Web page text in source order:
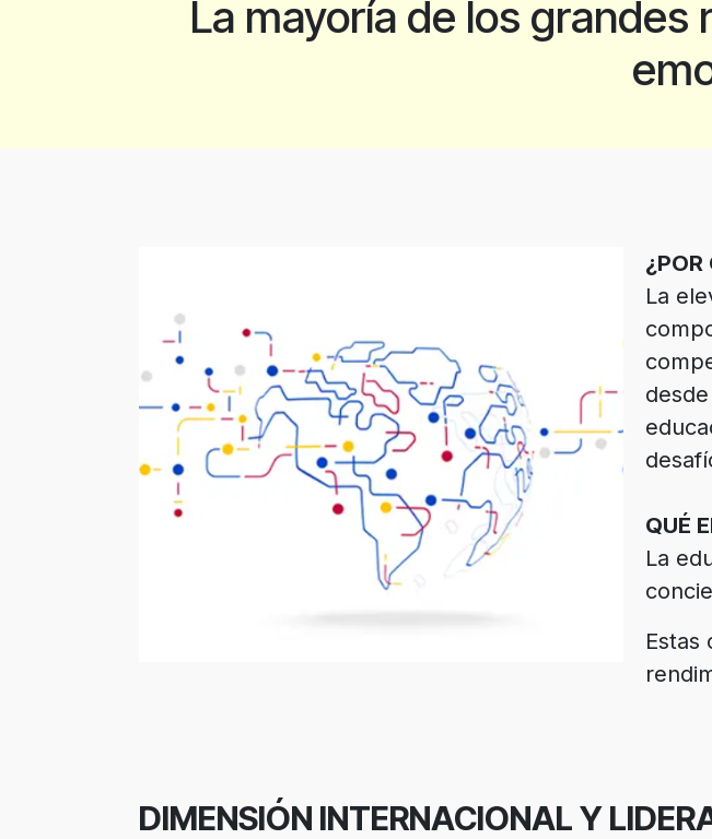
La mayoría de los
¿POR
La
QUÉ
La
Estas
DIMENSIÓN INTERNACIONAL Y